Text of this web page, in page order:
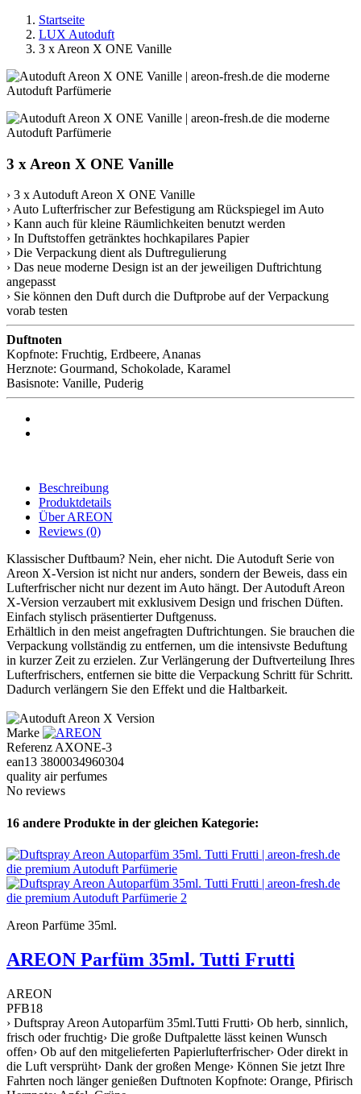
Startseite
LUX Autoduft
3 x Areon X ONE Vanille
3 x Areon X ONE Vanille
› 3 x Autoduft Areon X ONE Vanille
› Auto Lufterfrischer zur Befestigung am Rückspiegel im Auto
› Kann auch für kleine Räumlichkeiten benutzt werden
› In Duftstoffen getränktes hochkapilares Papier
› Die Verpackung dient als Duftregulierung
› Das neue moderne Design ist an der jeweiligen Duftrichtung
angepasst
› Sie können den Duft durch die Duftprobe auf der Verpackung
vorab testen
Duftnoten
Kopfnote: Fruchtig, Erdbeere, Ananas
Herznote: Gourmand, Schokolade, Karamel
Basisnote: Vanille, Puderig
Beschreibung
Produktdetails
Über AREON
Reviews (0)
Klassischer Duftbaum? Nein, eher nicht. Die Autoduft Serie von
Areon X-Version ist nicht nur anders, sondern der Beweis, dass ein
Lufterfrischer nicht nur dezent im Auto hängt. Der Autoduft Areon
X-Version verzaubert mit exklusivem Design und frischen Düften.
Einfach stylisch präsentierter Duftgenuss.
Erhältlich in den meist angefragten Duftrichtungen. Sie brauchen die
Verpackung vollständig zu entfernen, um die intensivste Beduftung
in kurzer Zeit zu erzielen. Zur Verlängerung der Duftverteilung Ihres
Lufterfrischers, entfernen sie bitte die Verpackung Schritt für Schritt.
Dadurch verlängern Sie den Effekt und die Haltbarkeit.
Marke
ReferenzAXONE-3
ean13 3800034960304
quality air perfumes
No reviews
16 andere Produkte in der gleichen Kategorie:
Areon Parfüme 35ml.
AREON Parfüm 35ml. Tutti Frutti
AREON
PFB18
› Duftspray Areon Autoparfüm 35ml.Tutti Frutti› Ob herb, sinnlich,
frisch oder fruchtig› Die große Duftpalette lässt keinen Wunsch
offen› Ob auf den mitgelieferten Papierlufterfrischer› Oder direkt in
die Luft versprüht› Dank der großen Menge› Können Sie jetzt Ihre
Fahrten noch länger genießen Duftnoten Kopfnote: Orange, Pfirisch